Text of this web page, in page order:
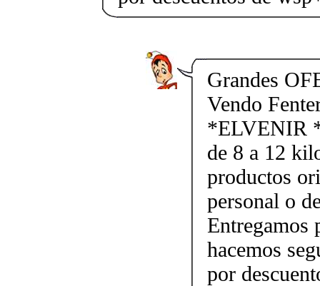
Grandes
Vendo
*ELVENIR
de 8 a 12
productos
personal o
Entregamos
hacemos
por